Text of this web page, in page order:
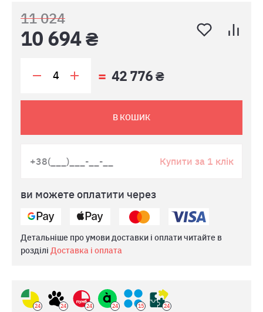
11 024
10 694 ₴
42 776 ₴
В КОШИК
Купити за 1 клік
ви можете оплатити через
Детальніше про умови доставки і оплати читайте в
розділі Доставка і оплата
24 24 24 24 15 24